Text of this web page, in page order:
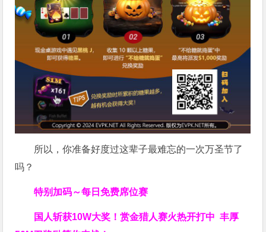
所以，你准备好度过这辈子最难忘的一次万圣节了
吗？
特别加码～每日免费席位赛
国人斩获10W大奖！赏金猎人赛火热开打中 丰厚